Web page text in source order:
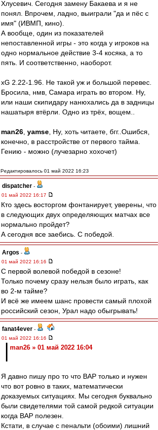
Хлусевич. Сегодня замену Бакаева и я не
понял. Впрочем, ладно, выиграли "да и пёс с
имя" (ИВМП, кино).
А вообще, один из показателей
непоставленной игры - это когда у игроков на
одно нормальное действие 3-4 косяка, а то
пять. И соответственно, наоборот.
xG 2.22-1.96. Не такой уж и большой перевес.
Бросила, нмв, Самара играть во втором. Ну,
или наши скипидару нанюхались да в задницы
нашатыря втёрли. Одно из трёх, вощем..
man26 yamse , Ну, хоть читаете, бгг..Ошибся,
конечно, в расстройстве от первого тайма.
Гению - можно (лучезарно хохочет)
Редактировалось 01 май 2022 16:23
dispatcher -
01 май 2022 16:17
Кто здесь восторгом фонтанирует, уверены, что
в следующих двух определяющих матчах все
нормально пройдет?
А сегодня все заебись. С победой.
Argos -
01 май 2022 16:16
С первой волевой победой в сезоне!
Только почему сразу нельзя было играть, как
во 2-м тайме?
И всё же имеем шанс провести самый плохой
российский сезон, Урал надо обыгрывать!
fanat4ever -
01 май 2022 16:16
man26 » 01 май 2022 16:04
Я давно пишу про то что ВАР только и нужен
что вот ровно в таких, математически
доказуемых ситуациях. Мы сегодня буквально
были свидетелями той самой редкой ситуации
когда ВАР полезен.
Кстати, в случае с пенальти (обоими) лишний